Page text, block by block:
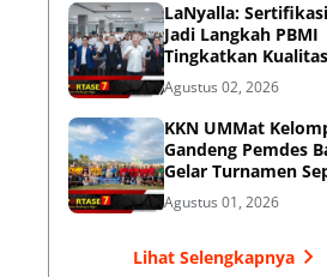
LaNyalla:
Jadi Langkah PBMI
Tingkatkan
Muaythai
Agustus 02, 2026
KKN UMMat
Gandeng Pemdes
Gelar Turnamen
Bola
Agustus 01, 2026
Lihat Selengkapnya